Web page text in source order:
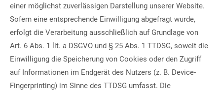
einer möglichst zuverlässigen Darstellung unserer Website.
Sofern eine entsprechende Einwilligung abgefragt wurde,
erfolgt die Verarbeitung ausschließlich auf Grundlage von
Art. 6 Abs. 1 lit. a DSGVO und § 25 Abs. 1 TTDSG, soweit die
Einwilligung die Speicherung von Cookies oder den Zugriff
auf Informationen im Endgerät des Nutzers (z. B. Device-
Fingerprinting) im Sinne des TTDSG umfasst. Die